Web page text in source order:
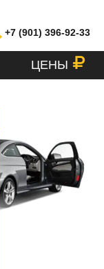
+7 (901) 396-92-33
ЦЕНЫ